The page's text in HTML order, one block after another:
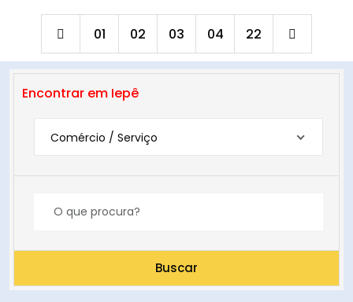
01 02 03 04 22
Encontrar em Iepê
Comércio / Serviço
Buscar